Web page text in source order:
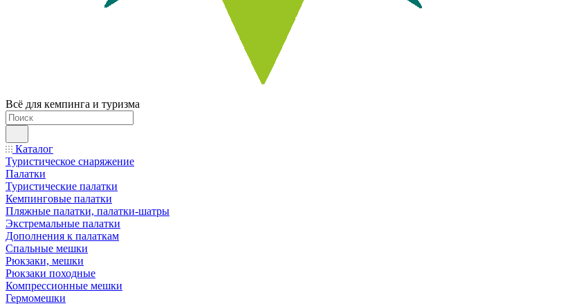
Всё для кемпинга и туризма
Каталог
Туристическое снаряжение
Палатки
Туристические палатки
Кемпинговые палатки
Пляжные палатки, палатки-шатры
Экстремальные палатки
Дополнения к палаткам
Спальные мешки
Рюкзаки, мешки
Рюкзаки походные
Компрессионные мешки
Гермомешки